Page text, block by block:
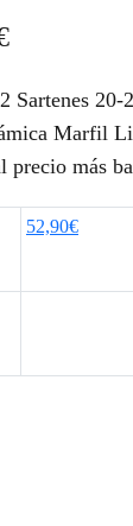
E
p
r
e
Sartenes
Marfil
más
52,90€